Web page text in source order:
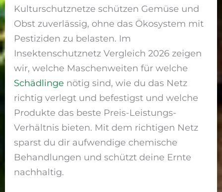
Kulturschutznetze schützen Gemüse und
Obst zuverlässig, ohne das Ökosystem mit
Pestiziden zu belasten. Im
Insektenschutznetz Vergleich 2026 zeigen
wir, welche Maschenweiten für welche
Schädlinge nötig sind, wie du das Netz
richtig verlegt und befestigst und welche
Produkte das beste Preis-Leistungs-
Verhältnis bieten. Mit dem richtigen Netz
sparst du dir aufwendige chemische
Behandlungen und schützt deine Ernte
nachhaltig.